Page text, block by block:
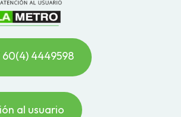
60(4) 4449598
al usuario